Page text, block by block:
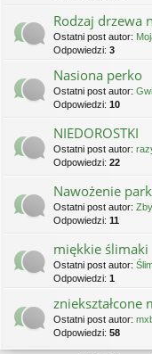
Rodzaj drzewa
Ostatni post autor:
Odpowiedzi: 3
Nasiona perko
Ostatni post autor:
Odpowiedzi: 10
NIEDOROSTKI
Ostatni post autor:
Odpowiedzi: 22
Nawożenie
Ostatni post autor:
Odpowiedzi: 11
miękkie ślimaki
Ostatni post autor:
Odpowiedzi: 1
zniekształcone
Ostatni post autor:
Odpowiedzi: 58